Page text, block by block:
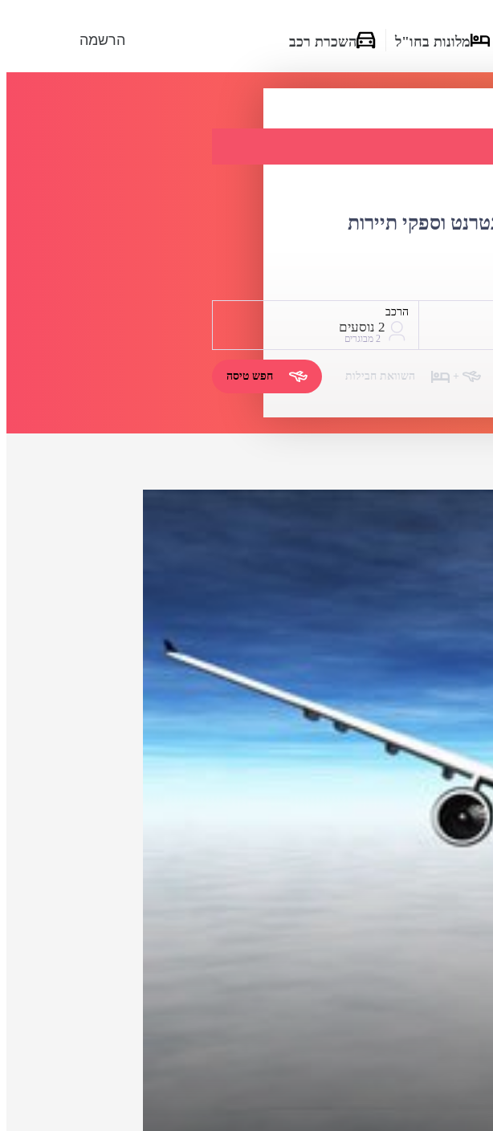
הרשמה מלונות בחו"ל השכרת רכב
וספקי תיירות
הרכב
2 נוסעים
2 מבוגרים
+ השוואת חבילות חפש טיסה